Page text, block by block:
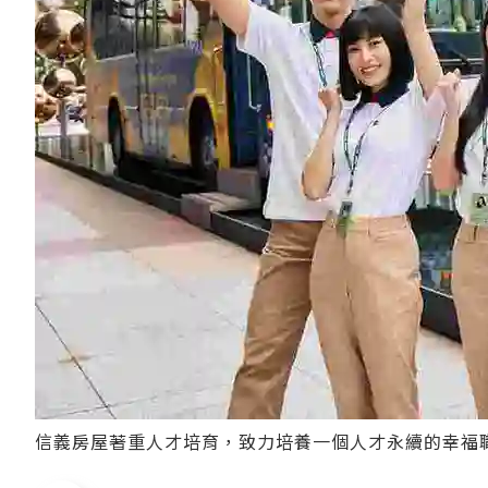
信義房屋著重人才培育，致力培養一個人才永續的幸福